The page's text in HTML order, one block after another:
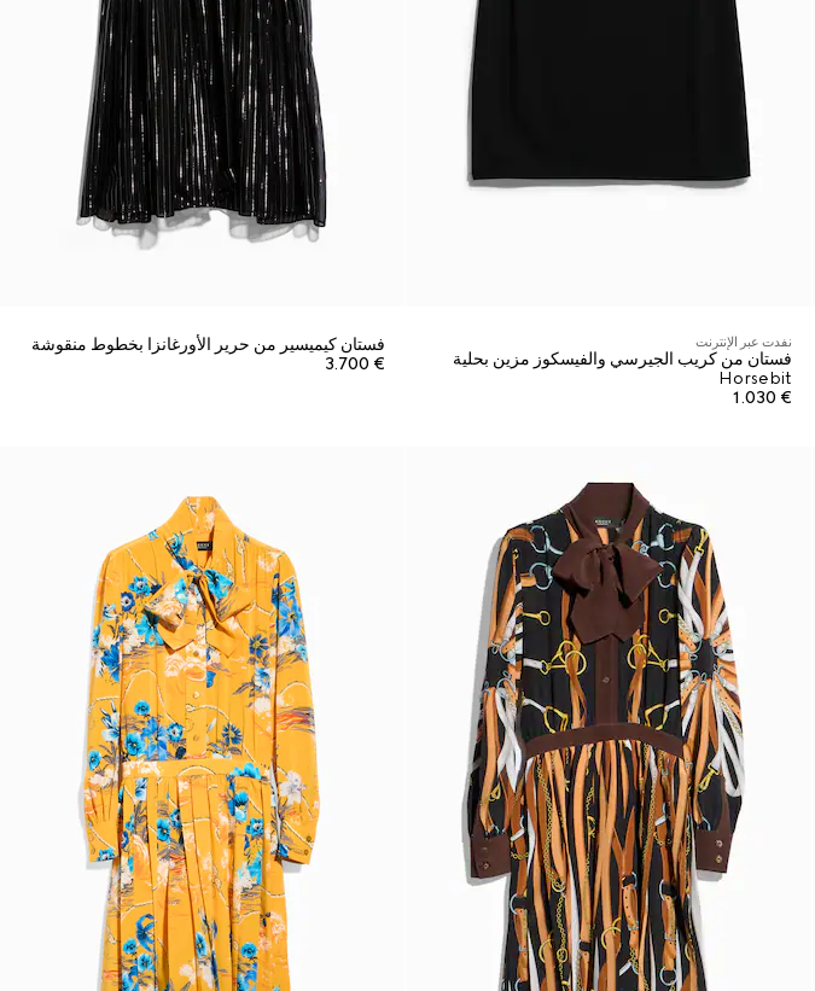
نفدت عبر الإنترنت
فستان من كريب الجيرسي والفيسكوز مزين بحلية
Horsebit
€ 1.030
فستان كيميسير من حرير الأورغانزا بخطوط منقوشة
€ 3.700